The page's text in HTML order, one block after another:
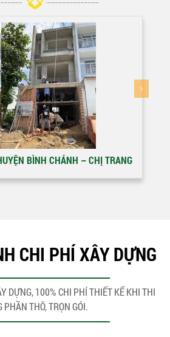
BÌNH CHÁNH – CHỊ TRANG
CHI PHÍ XÂY DỰNG
DỰNG, 100% CHI PHÍ THIẾT KẾ KHI THI
PHẦN THÔ, TRỌN GÓI.